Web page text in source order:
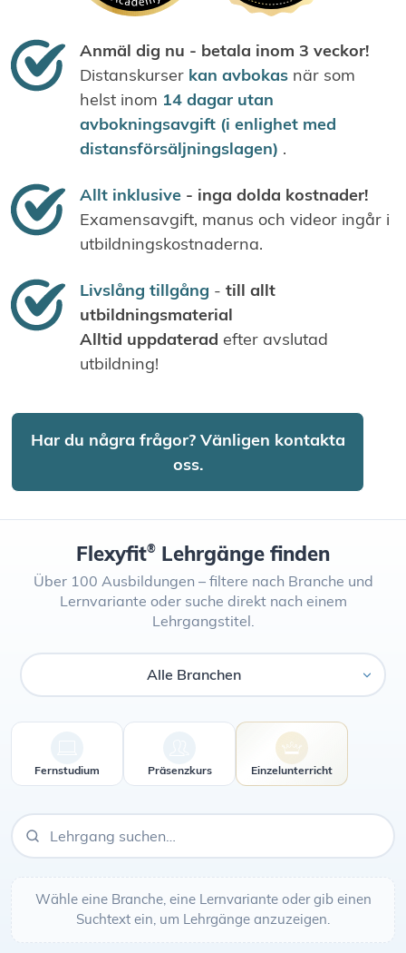
Anmäl dig nu - betala inom 3 veckor!
Distanskurser kan avbokas när som
helst inom 14 dagar utan
avbokningsavgift (i enlighet med
distansförsäljningslagen) .
Allt inklusive - inga dolda kostnader!
Examensavgift, manus och videor ingår i
utbildningskostnaderna.
Livslång tillgång - till allt
utbildningsmaterial
Alltid uppdaterad efter avslutad
utbildning!
Har du några frågor? Vänligen kontakta
oss.
Flexyfit® Lehrgänge finden
Über 100 Ausbildungen – filtere nach Branche und
Lernvariante oder suche direkt nach einem
Lehrgangstitel.
Branche
Fernstudium Präsenzkurs Einzelunterricht
Wähle eine Branche, eine Lernvariante oder gib einen
Suchtext ein, um Lehrgänge anzuzeigen.